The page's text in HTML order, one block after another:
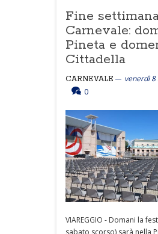
Fine
Carnevale:
Pineta e
Cittadella
CARNEVALE
venerdì 8
0
VIAREGGIO - Domani la
sabato scorso) sarà nella